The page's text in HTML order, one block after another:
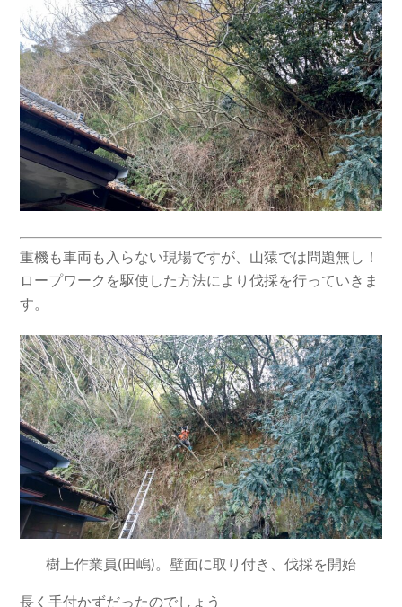
重機も車両も入らない現場ですが、山猿では問題無し！
ロープワークを駆使した方法により伐採を行っていきま
す。
樹上作業員(田嶋)。壁面に取り付き、伐採を開始
長く手付かずだったのでしょう